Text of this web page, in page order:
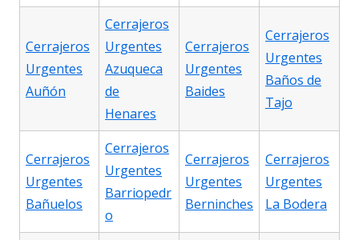
Cerrajeros
Urgentes
Auñón
Cerrajeros
Urgentes
Azuqueca
de
Henares
Cerrajeros
Urgentes
Baides
Cerrajeros
Urgentes
Baños de
Tajo
Cerrajeros
Urgentes
Bañuelos
Cerrajeros
Urgentes
Barriopedr
o
Cerrajeros
Urgentes
Berninches
Cerrajeros
Urgentes
La Bodera